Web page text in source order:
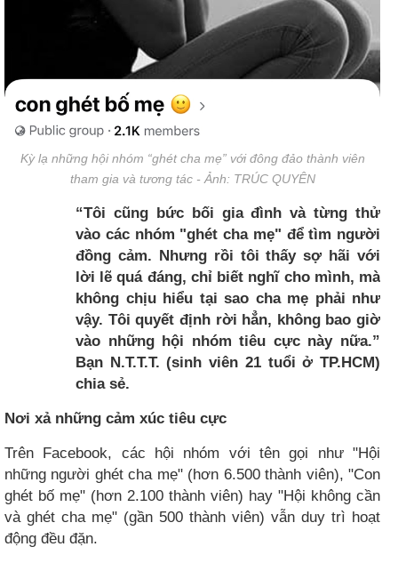
Kỳ lạ những hội nhóm “ghét cha mẹ” với đông đảo thành viên
tham gia và tương tác - Ảnh: TRÚC QUYÊN
“Tôi cũng bức bối gia đình và từng thử
vào các nhóm "ghét cha mẹ" để tìm người
đồng cảm. Nhưng rồi tôi thấy sợ hãi với
lời lẽ quá đáng, chỉ biết nghĩ cho mình, mà
không chịu hiểu tại sao cha mẹ phải như
vậy. Tôi quyết định rời hẳn, không bao giờ
vào những hội nhóm tiêu cực này nữa.”
Bạn N.T.T.T. (sinh viên 21 tuổi ở TP.HCM)
chia sẻ.
Nơi xả những cảm xúc tiêu cực
Trên Facebook, các hội nhóm với tên gọi như "Hội
những người ghét cha mẹ" (hơn 6.500 thành viên), "Con
ghét bố mẹ" (hơn 2.100 thành viên) hay "Hội không cần
và ghét cha mẹ" (gần 500 thành viên) vẫn duy trì hoạt
động đều đặn.